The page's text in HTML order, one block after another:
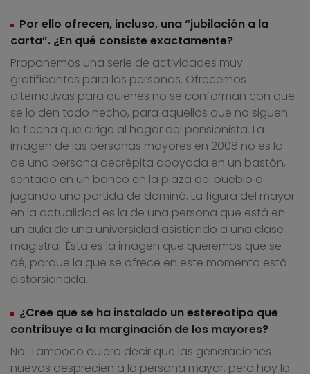
Por ello ofrecen, incluso, una “jubilación a la
carta”. ¿En qué consiste exactamente?
Proponemos una serie de actividades muy
gratificantes para las personas. Ofrecemos
alternativas para quienes no se conforman con que
se lo den todo hecho, para aquellos que no siguen
la flecha que dirige al hogar del pensionista. La
imagen de las personas mayores en 2008 no es la
de una persona decrépita apoyada en un bastón,
sentado en un banco en la plaza del pueblo o
jugando una partida de dominó. La figura del mayor
en la actualidad es la de una persona que está en
un aula de una universidad asistiendo a una clase
magistral. Ésta es la imagen que queremos que se
dé, porque la que se ofrece en este momento está
distorsionada.
¿Cree que se ha instalado un estereotipo que
contribuye a la marginación de los mayores?
No. Tampoco quiero decir que las generaciones
nuevas desprecien a la persona mayor, pero hoy la